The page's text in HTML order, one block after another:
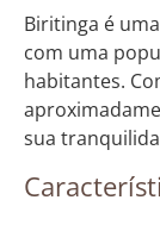
Biritinga é
com uma
habitantes.
sua